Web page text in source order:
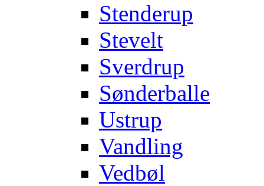
Stenderup
Stevelt
Sverdrup
Sønderballe
Ustrup
Vandling
Vedbøl